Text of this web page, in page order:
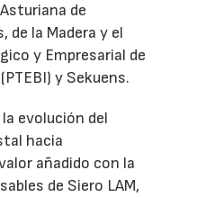
de
de la Madera y el
y Empresarial de
y Sekuens.
evolución del
hacia
añadido con la
de Siero LAM,